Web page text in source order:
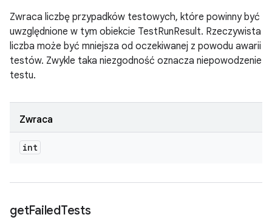
Zwraca liczbę przypadków testowych, które powinny być
uwzględnione w tym obiekcie TestRunResult. Rzeczywista
liczba może być mniejsza od oczekiwanej z powodu awarii
testów. Zwykle taka niezgodność oznacza niepowodzenie
testu.
Zwraca
int
getFailedTests